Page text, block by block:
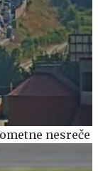
nesreče